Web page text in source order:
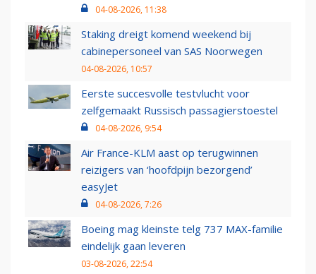
04-08-2026, 11:38
Staking dreigt komend weekend bij
cabinepersoneel van SAS Noorwegen
04-08-2026, 10:57
Eerste succesvolle testvlucht voor
zelfgemaakt Russisch passagierstoestel
04-08-2026, 9:54
Air France-KLM aast op terugwinnen
reizigers van ‘hoofdpijn bezorgend’
easyJet
04-08-2026, 7:26
Boeing mag kleinste telg 737 MAX-familie
eindelijk gaan leveren
03-08-2026, 22:54